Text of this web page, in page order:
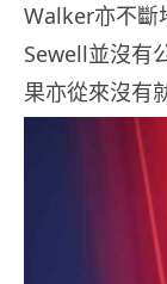
Walker亦不斷
Sewell並沒有
果亦從來沒有